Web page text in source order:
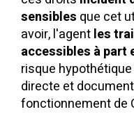
sensibles que cet
avoir, l'agentles
accessibles à part
risque
directe et
fonctionnement de